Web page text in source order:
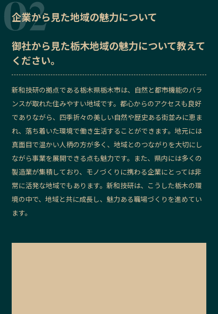
企業から見た地域の魅力について
御社から見た栃木地域の魅力について教えて
ください。
新和技研の拠点である栃木県栃木市は、自然と都市機能のバラ
ンスが取れた住みやすい地域です。都心からのアクセスも良好
でありながら、四季折々の美しい自然や歴史ある街並みに恵ま
れ、落ち着いた環境で働き生活することができます。地元には
真面目で温かい人柄の方が多く、地域とのつながりを大切にし
ながら事業を展開できる点も魅力です。また、県内には多くの
製造業が集積しており、モノづくりに携わる企業にとっては非
常に活発な地域でもあります。新和技研は、こうした栃木の環
境の中で、地域と共に成長し、魅力ある職場づくりを進めてい
ます。